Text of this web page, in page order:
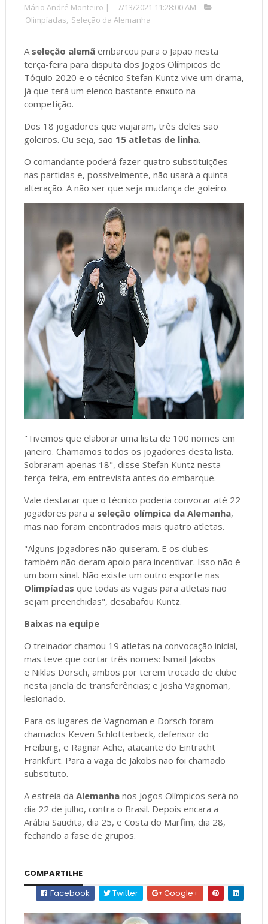
Mário André Monteiro |
7/13/2021 11:28:00 AM
Olimpíadas, Seleção da Alemanha
A seleção alemãembarcou para o Japão nesta
terça-feira para disputa dos Jogos Olímpicos de
Tóquio 2020 e o técnico Stefan Kuntz vive um drama,
já que terá um elenco bastante enxuto na
competição.
Dos 18 jogadores que viajaram, três deles são
goleiros. Ou seja, são 15 atletas de linha.
O comandante poderá fazer quatro substituições
nas partidas e, possivelmente, não usará a quinta
alteração. A não ser que seja mudança de goleiro.
"Tivemos que elaborar uma lista de 100 nomes em
janeiro. Chamamos todos os jogadores desta lista.
Sobraram apenas 18", disse Stefan Kuntz nesta
terça-feira, em entrevista antes do embarque.
Vale destacar que o técnico poderia convocar até 22
jogadores para a seleção olímpica da Alemanha,
mas não foram encontrados mais quatro atletas.
"Alguns jogadores não quiseram. E os clubes
também não deram apoio para incentivar. Isso não é
um bom sinal. Não existe um outro esporte nas
Olimpíadas que todas as vagas para atletas não
sejam preenchidas", desabafou Kuntz.
Baixas na equipe
O treinador chamou 19 atletas na convocação inicial,
mas teve que cortar três nomes: Ismail Jakobs
e Niklas Dorsch, ambos por terem trocado de clube
nesta janela de transferências; e Josha Vagnoman,
lesionado.
Para os lugares de Vagnoman e Dorsch foram
chamados Keven Schlotterbeck, defensor do
Freiburg, e Ragnar Ache, atacante do Eintracht
Frankfurt. Para a vaga de Jakobs não foi chamado
substituto.
A estreia da Alemanhanos Jogos Olímpicos será no
dia 22 de julho, contra o Brasil. Depois encara a
Arábia Saudita, dia 25, e Costa do Marfim, dia 28,
fechando a fase de grupos.
COMPARTILHE
Facebook
Twitter Google+